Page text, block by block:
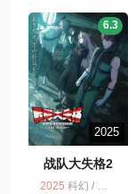
2025
战队大失格2
6.3
2025 科幻 / 奇幻 / 战队大失格 第2季 / 动画 / 动作 / 冒险 / 多版 / 喜剧